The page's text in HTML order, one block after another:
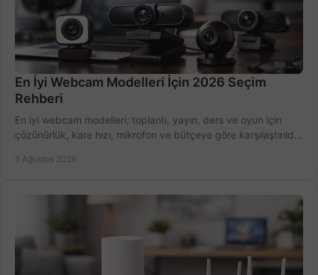
En İyi Webcam Modelleri İçin 2026 Seçim
Rehberi
En iyi webcam modelleri; toplantı, yayın, ders ve oyun için
çözünürlük, kare hızı, mikrofon ve bütçeye göre karşılaştırıldı.
5 Ağustos 2026